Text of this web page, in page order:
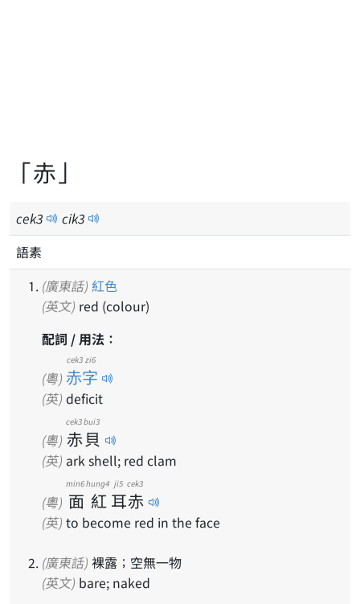
「赤」
cek3 cik3
語素
(廣東話) 紅色
(英文) red (colour)
配詞 / 用法：
(粵) 赤字
cek3 zi6
(英) deficit
(粵) 赤
cek3
貝
bui3
(英) ark shell; red clam
(粵) 面
min6
紅
hung4
耳
ji5
赤
cek3
(英) to become red in the face
(廣東話) 裸露；空無一物
(英文) bare; naked